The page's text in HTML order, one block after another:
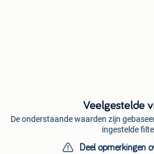
Veelgestelde
De onderstaande waarden zijn
ingestelde
Deel opmerkingen